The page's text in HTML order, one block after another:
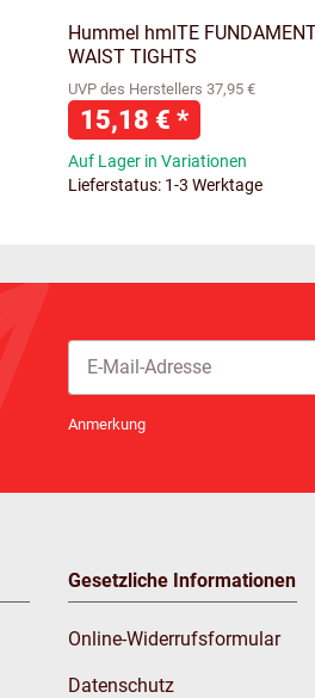
Hummel hmlTE
WAIST TIGHTS
UVP des Herstellers 37,95 €
15,18 € *
Auf Lager in Variationen
Lieferstatus: 1-3 Werktage
Anmerkung
Gesetzliche Informationen
Online-Widerrufsformular
Datenschutz